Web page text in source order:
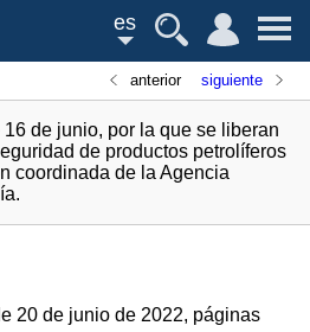
es
anterior siguiente
de junio, por la que se liberan
de productos petrolíferos
coordinada de la Agencia
20 de junio de 2022, páginas